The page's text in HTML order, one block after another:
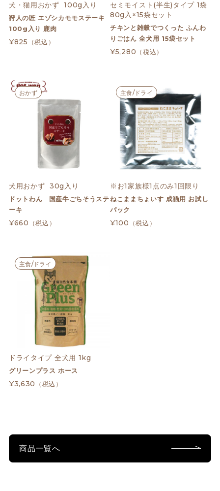
犬・猫用おかず  100g入り
狩人の匠 エゾシカモモステーキ
100g入り 鹿肉
¥825 （税込）
セミモイスト(半生)タイプ 1袋
80g入×15袋セット
チキンと雑穀でつくった ふんわ
りごはん 全犬用 15袋セット
¥5,280 （税込）
おかず
犬用おかず  30g入り
ドットわん 国産牛ごちそうステ
ーキ
¥660 （税込）
主食/ドライ
※お1家族様1点のみ1回限り
ねこままちょいす 成猫用 お試し
パック
¥100 （税込）
主食/ドライ
ドライタイプ 全犬用 1kg
グリーンプラス ホース
¥3,630 （税込）
商品一覧へ